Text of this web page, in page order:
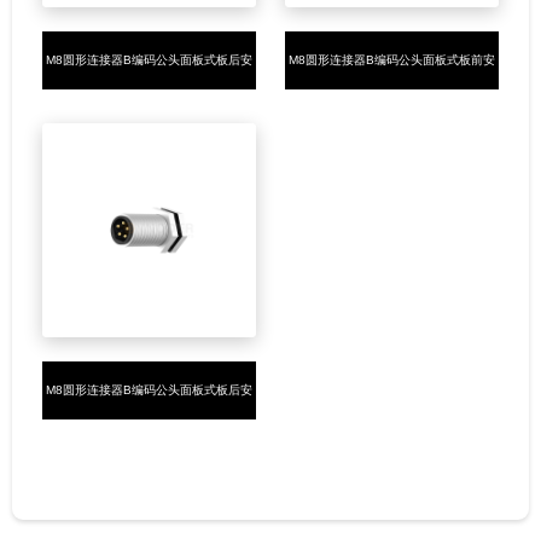
M8圆形连接器B编码公头面板式板后安 M8圆形连接器B编码公头面板式板前安
M8圆形连接器B编码公头面板式板后安